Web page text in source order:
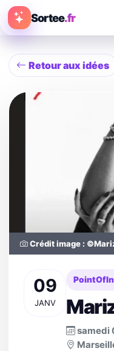
Sortee.fr
Retour aux idées
Crédit image :
09
JANV
samedi